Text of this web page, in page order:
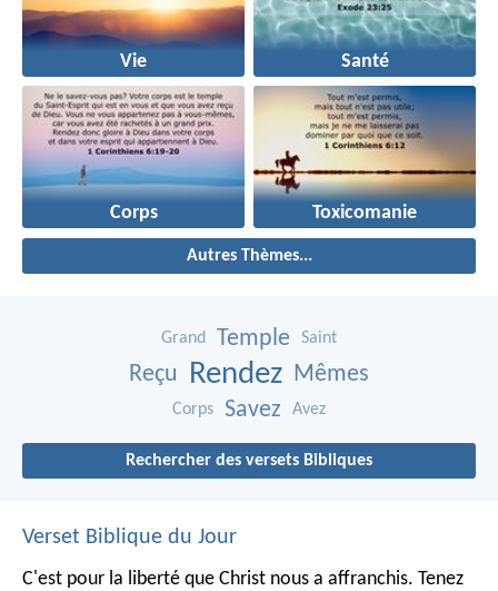
Vie Santé
Corps Toxicomanie
Autres Thèmes...
Grand Temple Saint
Reçu Rendez Mêmes
Corps Savez Avez
Rechercher des versets Bibliques
Verset Biblique du Jour
C'est pour la liberté que Christ nous a affranchis. Tenez